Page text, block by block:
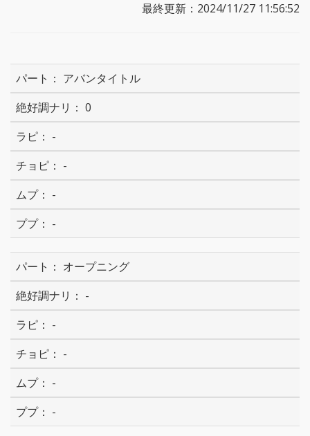
最終更新：2024/11/27 11:56:52
アバンタイトル
0
-
-
-
-
オープニング
-
-
-
-
-